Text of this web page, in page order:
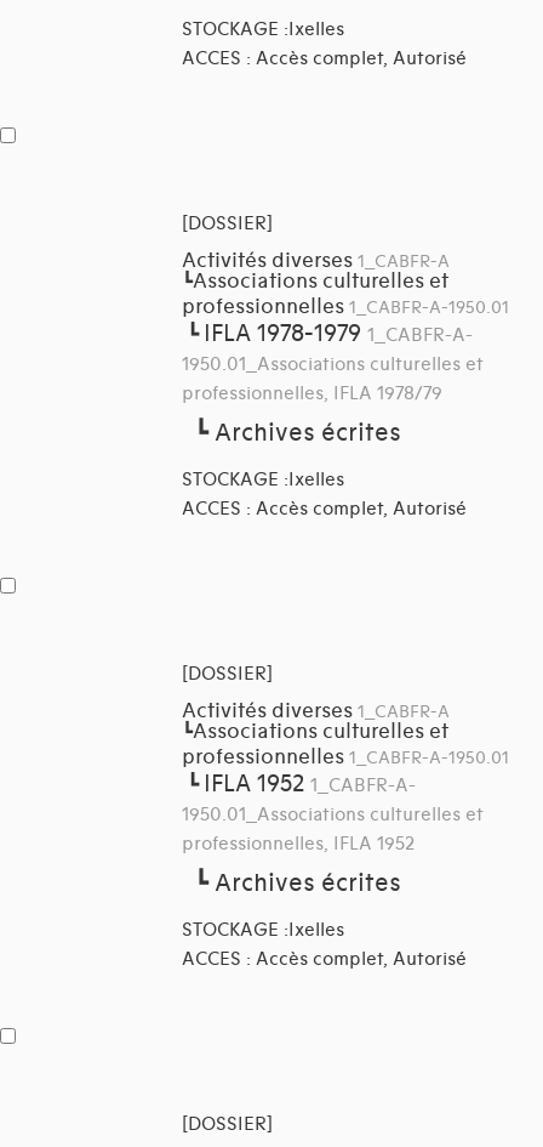
STOCKAGE :Ixelles
ACCES : Accès complet, Autorisé
[DOSSIER]
Activités diverses 1_CABFR-A
┗Associations culturelles et
professionnelles 1_CABFR-A-1950.01
┗ IFLA 1978-1979 1_CABFR-A-
1950.01_Associations culturelles et
professionnelles, IFLA 1978/79
┗Archives écrites
STOCKAGE :Ixelles
ACCES : Accès complet, Autorisé
[DOSSIER]
Activités diverses 1_CABFR-A
┗Associations culturelles et
professionnelles 1_CABFR-A-1950.01
┗ IFLA 1952 1_CABFR-A-
1950.01_Associations culturelles et
professionnelles, IFLA 1952
┗Archives écrites
STOCKAGE :Ixelles
ACCES : Accès complet, Autorisé
[DOSSIER]